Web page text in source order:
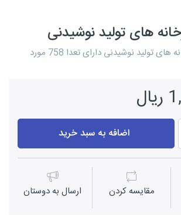
های تولید نوشیدنی
بانک دایرکتوری کارخانه های تولید نوشیدنی دارای تعدا 758 مورد
اضافه به سبد خرید
مقايسه كردن ارسال به دوستان